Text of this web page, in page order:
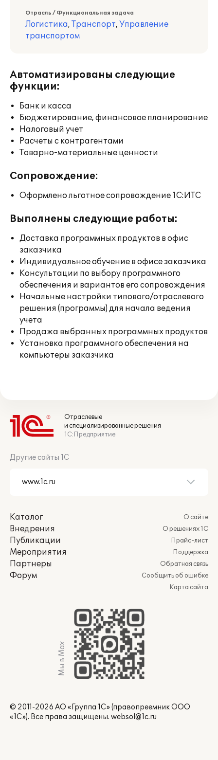
Отрасль / Функциональная задача
Логистика, Транспорт, Управление
транспортом
Автоматизированы следующие
функции:
Банк и касса
Бюджетирование, финансовое планирование
Налоговый учет
Расчеты с контрагентами
Товарно-материальные ценности
Сопровождение:
Оформлено льготное сопровождение 1С:ИТС
Выполнены следующие работы:
Доставка программных продуктов в офис
заказчика
Индивидуальное обучение в офисе заказчика
Консультации по выбору программного
обеспечения и вариантов его сопровождения
Начальные настройки типового/отраслевого
решения (программы) для начала ведения
учета
Продажа выбранных программных продуктов
Установка программного обеспечения на
компьютеры заказчика
Отраслевые
и специализированные решения
1С:Предприятие
Другие сайты 1С
Каталог
Внедрения
Публикации
Мероприятия
Партнеры
Форум
О сайте
О решениях 1С
Прайс-лист
Поддержка
Обратная связь
Сообщить об ошибке
Карта сайта
Мы в Max
© 2011-2026 АО «Группа 1С» (правопреемник ООО
«1С»). Все права защищены. websol@1c.ru